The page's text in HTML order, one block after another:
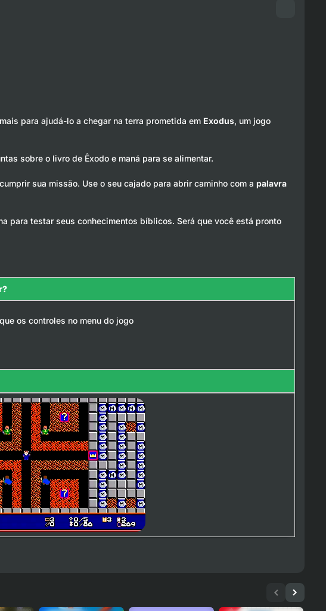
para ajudá-lo a chegar na terra prometida em Exodus, um jogo
sobre o livro de Êxodo e maná para se alimentar.
sua missão. Use o seu cajado para abrir caminho com a palavra
para testar seus conhecimentos bíblicos. Será que você está pronto
os controles no menu do jogo